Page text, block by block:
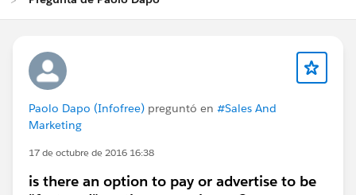
Paolo Dapo (Infofree) preguntó en #Sales And
Marketing
17 de octubre de 2016 16:38
is there an option to pay or advertise to be